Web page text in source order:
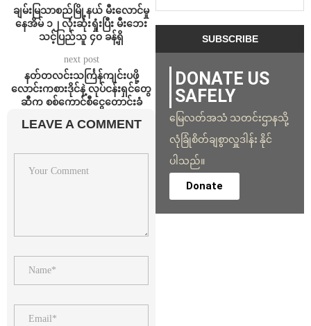
ချမ်းမြသာစည်မြို့နယ် မီးလောင်မှု
နေအိမ် ၁၂ လုံးဆုံးရှုံးပြီး မီးဘေး
သင့်ပြည်သူ ၄၀ ခန့်ရှိ
next post
နတ်တလင်းသင်္ကြန်ကျင်းပဖို့
လောင်းကစားဒိုင်နဲ့ လုပ်ငန်းရှင်တွေ
ဆီက စစ်ကောင်စီငွေတောင်းခံ
LEAVE A COMMENT
DONATE US
SAFELY
မြေလတ်အသံ သတင်းဌာနသို့
လုံခြုံစိတ်ချစွာလှူဒါန်း နိုင်
ပါသည်။
Donate